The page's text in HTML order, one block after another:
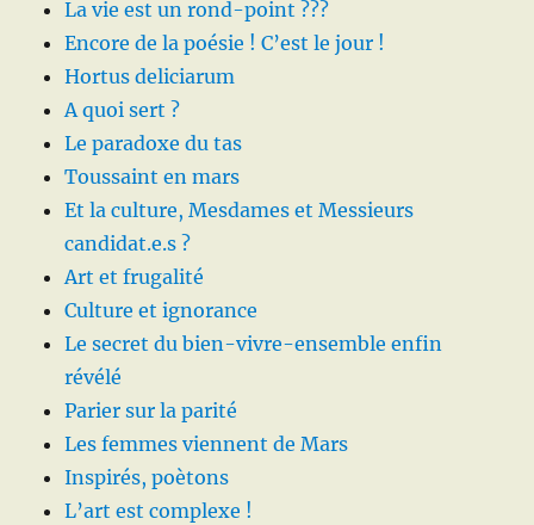
La vie est un rond-point ???
Encore de la poésie ! C’est le jour !
Hortus deliciarum
A quoi sert ?
Le paradoxe du tas
Toussaint en mars
Et la culture, Mesdames et Messieurs
candidat.e.s ?
Art et frugalité
Culture et ignorance
Le secret du bien-vivre-ensemble enfin
révélé
Parier sur la parité
Les femmes viennent de Mars
Inspirés, poètons
L’art est complexe !